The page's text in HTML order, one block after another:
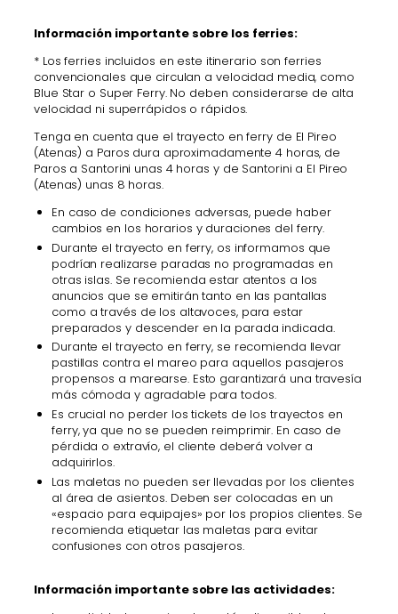
Información importante sobre los ferries:
* Los ferries incluidos en este itinerario son ferries
convencionales que circulan a velocidad media, como
Blue Star o Super Ferry. No deben considerarse de alta
velocidad ni superrápidos o rápidos.
Tenga en cuenta que el trayecto en ferry de El Pireo
(Atenas) a Paros dura aproximadamente 4 horas, de
Paros a Santorini unas 4 horas y de Santorini a El Pireo
(Atenas) unas 8 horas.
En caso de condiciones adversas, puede haber
cambios en los horarios y duraciones del ferry.
Durante el trayecto en ferry, os informamos que
podrían realizarse paradas no programadas en
otras islas. Se recomienda estar atentos a los
anuncios que se emitirán tanto en las pantallas
como a través de los altavoces, para estar
preparados y descender en la parada indicada.
Durante el trayecto en ferry, se recomienda llevar
pastillas contra el mareo para aquellos pasajeros
propensos a marearse. Esto garantizará una travesía
más cómoda y agradable para todos.
Es crucial no perder los tickets de los trayectos en
ferry, ya que no se pueden reimprimir. En caso de
pérdida o extravío, el cliente deberá volver a
adquirirlos.
Las maletas no pueden ser llevadas por los clientes
al área de asientos. Deben ser colocadas en un
«espacio para equipajes» por los propios clientes. Se
recomienda etiquetar las maletas para evitar
confusiones con otros pasajeros.
Información importante sobre las actividades: